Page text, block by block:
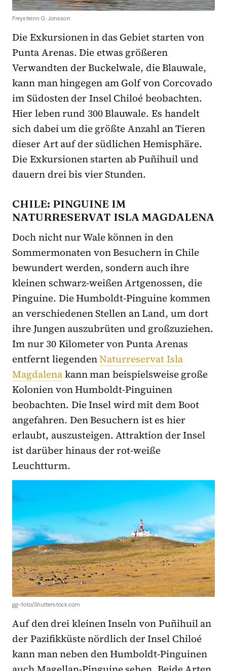
Freysteinn G. Jonsson
Die Exkursionen in das Gebiet starten von
Punta Arenas. Die etwas größeren
Verwandten der Buckelwale, die Blauwale,
kann man hingegen am Golf von Corcovado
im Südosten der Insel Chiloé beobachten.
Hier leben rund 300 Blauwale. Es handelt
sich dabei um die größte Anzahl an Tieren
dieser Art auf der südlichen Hemisphäre.
Die Exkursionen starten ab Puñihuil und
dauern drei bis vier Stunden.
CHILE: PINGUINE IM
NATURRESERVAT ISLA MAGDALENA
Doch nicht nur Wale können in den
Sommermonaten von Besuchern in Chile
bewundert werden, sondern auch ihre
kleinen schwarz-weißen Artgenossen, die
Pinguine. Die Humboldt-Pinguine kommen
an verschiedenen Stellen an Land, um dort
ihre Jungen auszubrüten und großzuziehen.
Im nur 30 Kilometer von Punta Arenas
entfernt liegendenNaturreservat Isla
Magdalenakann man beispielsweise große
Kolonien von Humboldt-Pinguinen
beobachten. Die Insel wird mit dem Boot
angefahren. Den Besuchern ist es hier
erlaubt, auszusteigen. Attraktion der Insel
ist darüber hinaus der rot-weiße
Leuchtturm.
gg-foto/Shutterstock.com
Auf den drei kleinen Inseln von Puñihuil an
der Pazifikküste nördlich der Insel Chiloé
kann man neben den Humboldt-Pinguinen